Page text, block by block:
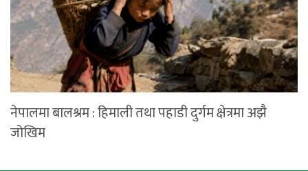
नेपालमा बालश्रम : हिमाली तथा पहाडी दुर्गम क्षेत्रमा अझै
जोखिम